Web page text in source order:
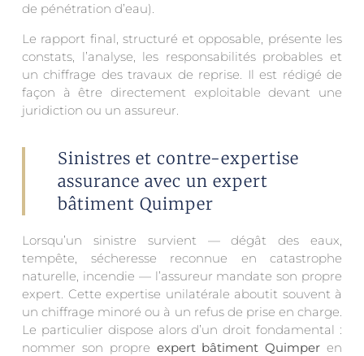
de pénétration d’eau).
Le rapport final, structuré et opposable, présente les
constats, l’analyse, les responsabilités probables et
un chiffrage des travaux de reprise. Il est rédigé de
façon à être directement exploitable devant une
juridiction ou un assureur.
Sinistres et contre-expertise
assurance avec un expert
bâtiment Quimper
Lorsqu’un sinistre survient — dégât des eaux,
tempête, sécheresse reconnue en catastrophe
naturelle, incendie — l’assureur mandate son propre
expert. Cette expertise unilatérale aboutit souvent à
un chiffrage minoré ou à un refus de prise en charge.
Le particulier dispose alors d’un droit fondamental :
nommer son propre expert bâtiment Quimper en